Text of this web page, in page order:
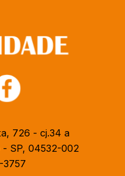
726 - cj.34 a
- SP, 04532-002
3757